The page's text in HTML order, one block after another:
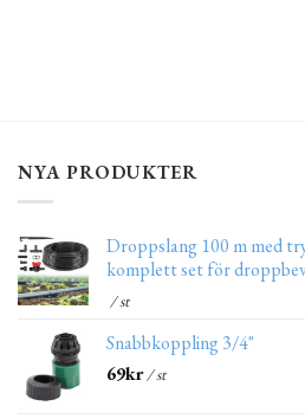
NYA PRODUKTER
Droppslang 100 m med
komplett set för
/ st
Snabbkoppling 3/4"
69kr/ st